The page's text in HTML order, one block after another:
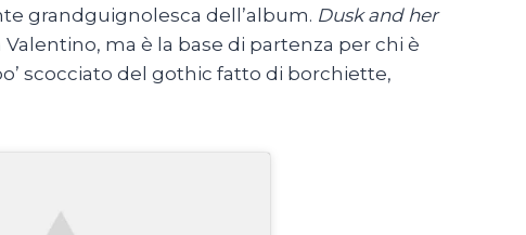
grandguignolesca dell’album. Dusk and her
ma è la base di partenza per chi è
scocciato del gothic fatto di borchiette,